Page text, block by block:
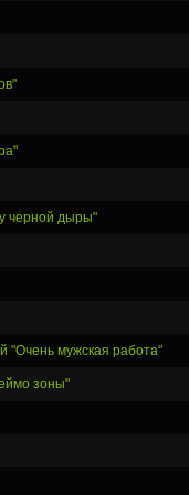
черной дыры"
"Очень мужская работа"
зоны"